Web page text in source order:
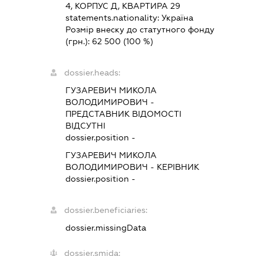
4, КОРПУС Д, КВАРТИРА 29
statements.nationality: Україна
Розмір внеску до статутного фонду
(грн.): 62 500 (100 %)
dossier.heads:
ГУЗАРЕВИЧ МИКОЛА
ВОЛОДИМИРОВИЧ -
ПРЕДСТАВНИК ВІДОМОСТІ
ВІДСУТНІ
dossier.position -
ГУЗАРЕВИЧ МИКОЛА
ВОЛОДИМИРОВИЧ - КЕРІВНИК
dossier.position -
dossier.beneficiaries:
dossier.missingData
dossier.smida: